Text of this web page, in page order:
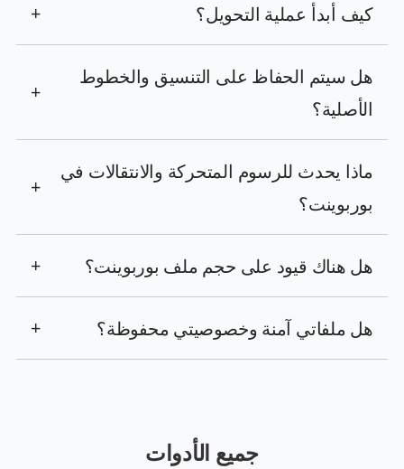
كيف أبدأ عملية التحويل؟ +
هل سيتم الحفاظ على التنسيق والخطوط
الأصلية؟
+
ماذا يحدث للرسوم المتحركة والانتقالات في
بوربوينت؟
+
هل هناك قيود على حجم ملف بوربوينت؟ +
هل ملفاتي آمنة وخصوصيتي محفوظة؟ +
جميع الأدوات